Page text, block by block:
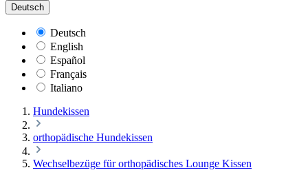
Deutsch
Deutsch
English
Español
Français
Italiano
Hundekissen
orthopädische Hundekissen
Wechselbezüge für orthopädisches Lounge Kissen